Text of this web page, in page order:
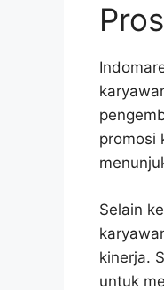
promosi
Selain
kinerja.
untuk